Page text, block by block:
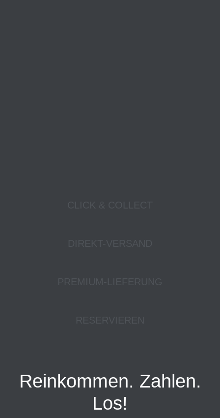
Reinkommen. Zahlen.
Los!